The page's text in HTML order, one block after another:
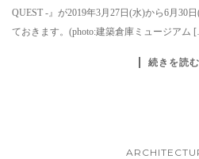
QUEST -』が2019年3月27日(水)から6月30
ておきます。(photo:建築倉庫ミュージアム
続きを読む